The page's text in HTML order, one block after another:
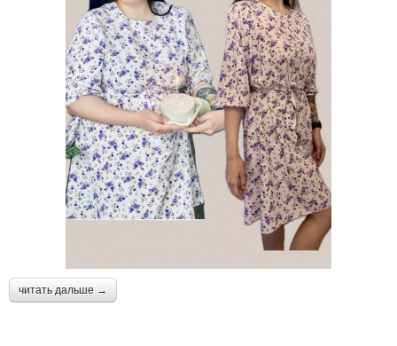
читать дальше →